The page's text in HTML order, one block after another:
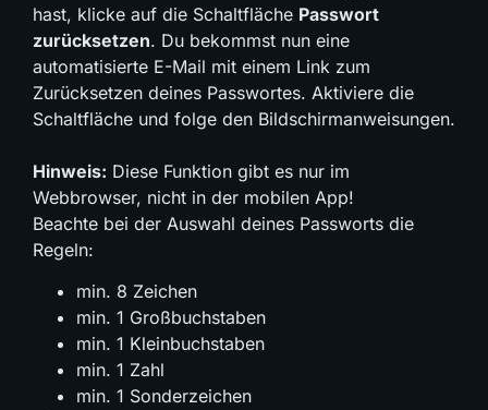
hast, klicke auf die Schaltfläche Passwort
zurücksetzen. Du bekommst nun eine
automatisierte E-Mail mit einem Link zum
Zurücksetzen deines Passwortes. Aktiviere die
Schaltfläche und folge den Bildschirmanweisungen.
Hinweis: Diese Funktion gibt es nur im
Webbrowser, nicht in der mobilen App!
Beachte bei der Auswahl deines Passworts die
Regeln:
min. 8 Zeichen
min. 1 Großbuchstaben
min. 1 Kleinbuchstaben
min. 1 Zahl
min. 1 Sonderzeichen